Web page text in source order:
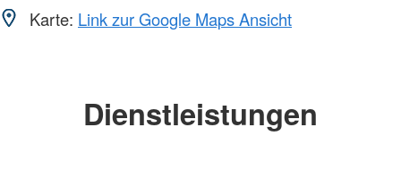
Karte: Link zur Google Maps Ansicht
Dienstleistungen